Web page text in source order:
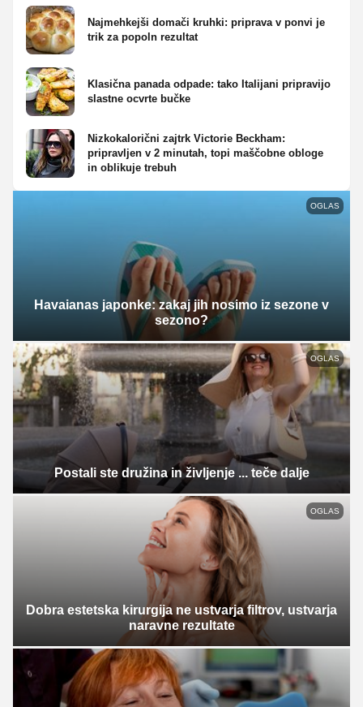
Najmehkejši domači kruhki: priprava v ponvi je
trik za popoln rezultat
Klasična panada odpade: tako Italijani pripravijo
slastne ocvrte bučke
Nizkokalorični zajtrk Victorie Beckham:
pripravljen v 2 minutah, topi maščobne obloge
in oblikuje trebuh
OGLAS
Havaianas japonke: zakaj jih nosimo iz sezone v
sezono?
OGLAS
Postali ste družina in življenje ... teče dalje
OGLAS
Dobra estetska kirurgija ne ustvarja filtrov, ustvarja
naravne rezultate